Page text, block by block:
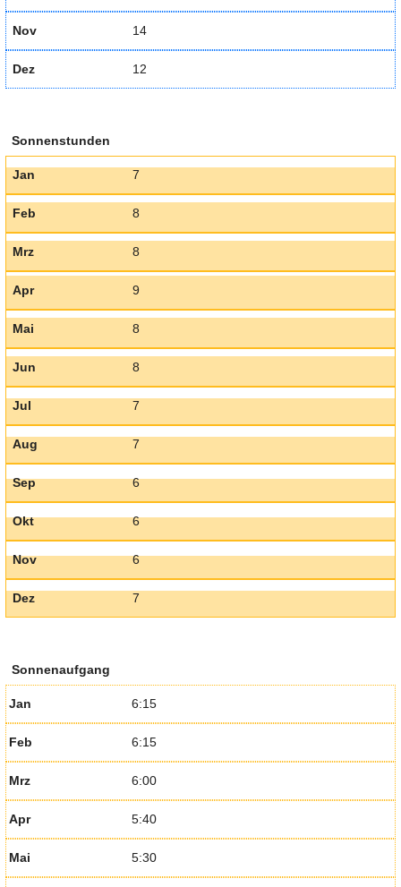
Nov 14
Dez 12
Sonnenstunden
Jan 7
Feb 8
Mrz 8
Apr 9
Mai 8
Jun 8
Jul 7
Aug 7
Sep 6
Okt 6
Nov 6
Dez 7
Sonnenaufgang
Jan 6:15
Feb 6:15
Mrz 6:00
Apr 5:40
Mai 5:30